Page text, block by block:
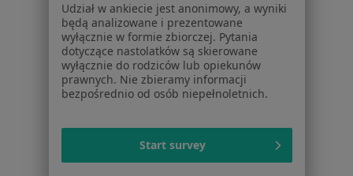
Praca Rekrutujemy!
Partnerzy
Centrum prasowe
Kontakt
Dla pacjentów
Lekarze
Placówki medyczne
Pytania i odpowiedzi
Udział w ankiecie jest anonimowy, a wyniki
będą analizowane i prezentowane
wyłącznie w formie zbiorczej. Pytania
dotyczące nastolatków są skierowane
wyłącznie do rodziców lub opiekunów
prawnych. Nie zbieramy informacji
bezpośrednio od osób niepełnoletnich.
Start survey